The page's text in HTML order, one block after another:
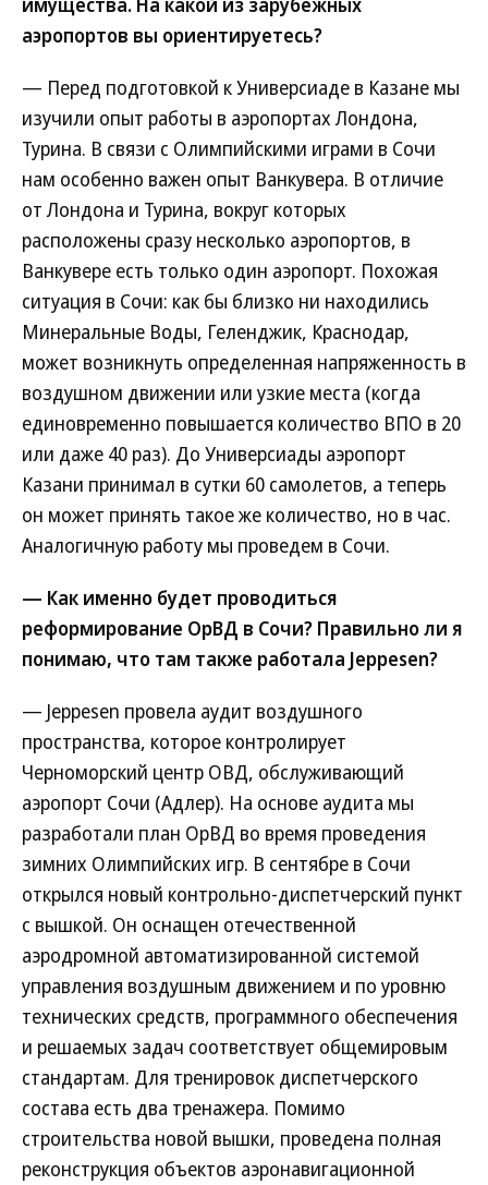
аэропортов вы ориентируетесь?
— Перед подготовкой к Универсиаде в Казане мы
изучили опыт работы в аэропортах Лондона,
Турина. В связи с Олимпийскими играми в Сочи
нам особенно важен опыт Ванкувера. В отличие
от Лондона и Турина, вокруг которых
расположены сразу несколько аэропортов, в
Ванкувере есть только один аэропорт. Похожая
ситуация в Сочи: как бы близко ни находились
Минеральные Воды, Геленджик, Краснодар,
может возникнуть определенная напряженность в
воздушном движении или узкие места (когда
единовременно повышается количество ВПО в 20
или даже 40 раз). До Универсиады аэропорт
Казани принимал в сутки 60 самолетов, а теперь
он может принять такое же количество, но в час.
Аналогичную работу мы проведем в Сочи.
— Как именно будет проводиться
реформирование ОрВД в Сочи? Правильно ли я
понимаю, что там также работала Jeppesen?
— Jeppesen провела аудит воздушного
пространства, которое контролирует
Черноморский центр ОВД, обслуживающий
аэропорт Сочи (Адлер). На основе аудита мы
разработали план ОрВД во время проведения
зимних Олимпийских игр. В сентябре в Сочи
открылся новый контрольно-диспетчерский пункт
с вышкой. Он оснащен отечественной
аэродромной автоматизированной системой
управления воздушным движением и по уровню
технических средств, программного обеспечения
и решаемых задач соответствует общемировым
стандартам. Для тренировок диспетчерского
состава есть два тренажера. Помимо
строительства новой вышки, проведена полная
реконструкция объектов аэронавигационной